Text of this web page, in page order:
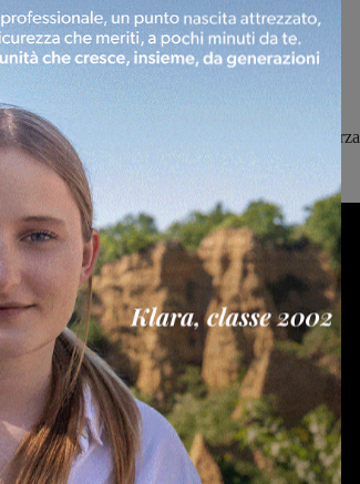
per quello che riguarda la media inglese.
è sufficiente per guadagnare la serie Din
(parite di andata e ritorno) contro le
Altopascio e Lastrigiana) e B (il Livorno) e
diretto in quarta serie le prime due, mentre la terza